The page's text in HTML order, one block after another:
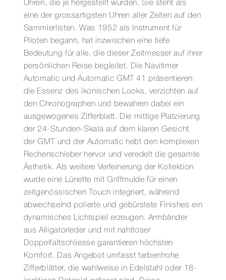
Uhren, die je hergestellt wurden. Sie steht als
eine der grossartigsten Uhren aller Zeiten auf den
Sammlerlisten. Was 1952 als Instrument für
Piloten begann, hat inzwischen eine tiefe
Bedeutung für alle, die dieser Zeitmesser auf ihrer
persönlichen Reise begleitet. Die Navitimer
Automatic und Automatic GMT 41 präsentieren
die Essenz des ikonischen Looks, verzichten auf
den Chronographen und bewahren dabei ein
ausgewogenes Zifferblatt. Die mittige Platzierung
der 24-Stunden-Skala auf dem klaren Gesicht
der GMT und der Automatic hebt den komplexen
Rechenschieber hervor und veredelt die gesamte
Ästhetik. Als weitere Verfeinerung der Kollektion
wurde eine Lünette mit Griffmulde für einen
zeitgenössischen Touch integriert, während
abwechselnd polierte und gebürstete Finishes ein
dynamisches Lichtspiel erzeugen. Armbänder
aus Alligatorleder und mit nahtloser
Doppelfaltschliesse garantieren höchsten
Komfort. Das Angebot umfasst farbenfrohe
Zifferblätter, die wahlweise in Edelstahl oder 18-